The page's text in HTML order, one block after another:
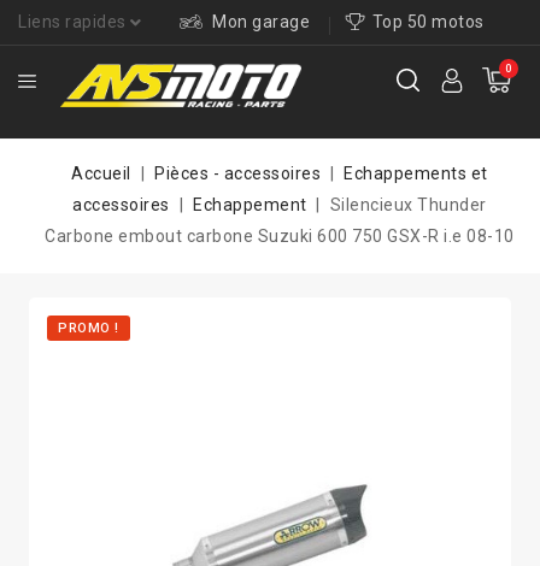
Liens rapides Mon garage Top 50 motos
0
Accueil Pièces - accessoires
Echappements et
accessoires
Echappement
Silencieux Thunder
Carbone embout carbone Suzuki 600 750 GSX-R i.e 08-10
PROMO !